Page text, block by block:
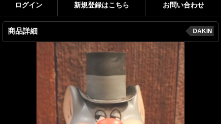
ログイン 新規登録はこちら お問い合わせ
商品詳細 DAKIN